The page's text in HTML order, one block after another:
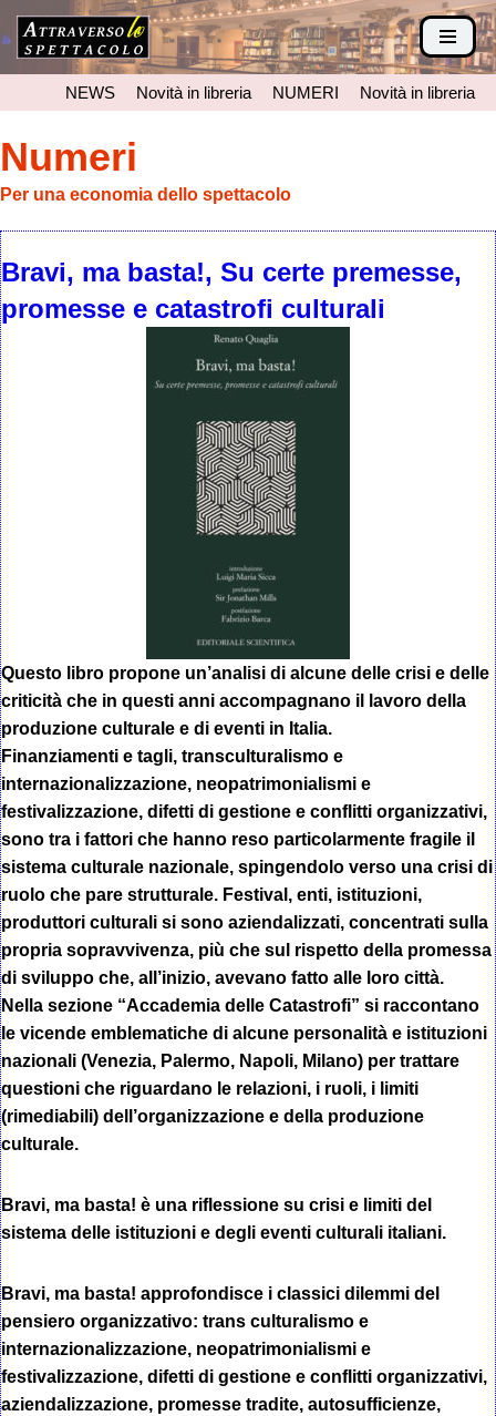
Vai
contenuto
NEWS Novità in libreria NUMERI Novità in libreria
Numeri
Per una economia dello spettacolo
Bravi, ma basta!, Su certe premesse,
promesse e catastrofi culturali
Questo libro propone un’analisi di alcune delle crisi e delle
criticità che in questi anni accompagnano il lavoro della
produzione culturale e di eventi in Italia.
Finanziamenti e tagli, transculturalismo e
internazionalizzazione, neopatrimonialismi e
festivalizzazione, difetti di gestione e conflitti organizzativi,
sono tra i fattori che hanno reso particolarmente fragile il
sistema culturale nazionale, spingendolo verso una crisi di
ruolo che pare strutturale. Festival, enti, istituzioni,
produttori culturali si sono aziendalizzati, concentrati sulla
propria sopravvivenza, più che sul rispetto della promessa
di sviluppo che, all’inizio, avevano fatto alle loro città.
Nella sezione “Accademia delle Catastrofi” si raccontano
le vicende emblematiche di alcune personalità e istituzioni
nazionali (Venezia, Palermo, Napoli, Milano) per trattare
questioni che riguardano le relazioni, i ruoli, i limiti
(rimediabili) dell’organizzazione e della produzione
culturale.
Bravi, ma basta! è una riflessione su crisi e limiti del
sistema delle istituzioni e degli eventi culturali italiani.
Bravi, ma basta! approfondisce i classici dilemmi del
pensiero organizzativo: trans culturalismo e
internazionalizzazione, neopatrimonialismi e
festivalizzazione, difetti di gestione e conflitti organizzativi,
aziendalizzazione, promesse tradite, autosufficienze,